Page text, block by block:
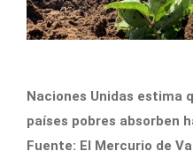
Naciones Unidas estima
países pobres absorben
Fuente: El Mercurio de